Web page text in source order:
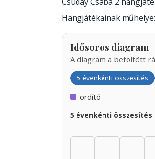
Hangjátékainak
Idősoros diagram
A diagram a betöltött
5 évenkénti összesítés
Fordító
5 évenkénti összesítés